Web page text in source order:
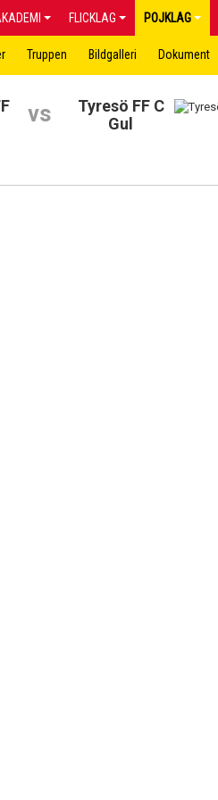
FLICKLAG POJKLAG
Truppen Bildgalleri Dokument
vs
Tyresö FF C
Gul